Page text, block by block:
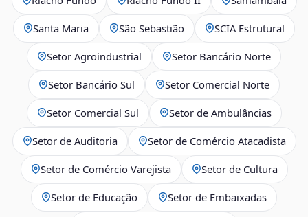
Santa Maria São Sebastião SCIA Estrutural
Setor Agroindustrial Setor Bancário Norte
Setor Bancário Sul Setor Comercial Norte
Setor Comercial Sul Setor de Ambulâncias
Setor de Auditoria Setor de Comércio Atacadista
Setor de Comércio Varejista Setor de Cultura
Setor de Educação Setor de Embaixadas